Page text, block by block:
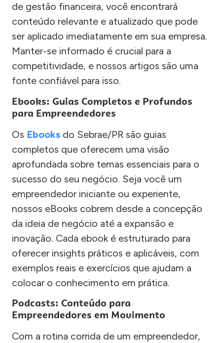
de gestão financeira, você encontrará
conteúdo relevante e atualizado que pode
ser aplicado imediatamente em sua empresa.
Manter-se informado é crucial para a
competitividade, e nossos artigos são uma
fonte confiável para isso.
Ebooks: Guias Completos e Profundos
para Empreendedores
Os Ebooks do Sebrae/PR são guias
completos que oferecem uma visão
aprofundada sobre temas essenciais para o
sucesso do seu negócio. Seja você um
empreendedor iniciante ou experiente,
nossos eBooks cobrem desde a concepção
da ideia de negócio até a expansão e
inovação. Cada ebook é estruturado para
oferecer insights práticos e aplicáveis, com
exemplos reais e exercícios que ajudam a
colocar o conhecimento em prática.
Podcasts: Conteúdo para
Empreendedores em Movimento
Com a rotina corrida de um empreendedor,